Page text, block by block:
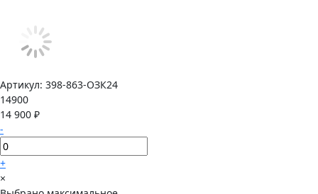
Артикул: 398-863-ОЗК24
14900
14 900 ₽
-
+
×